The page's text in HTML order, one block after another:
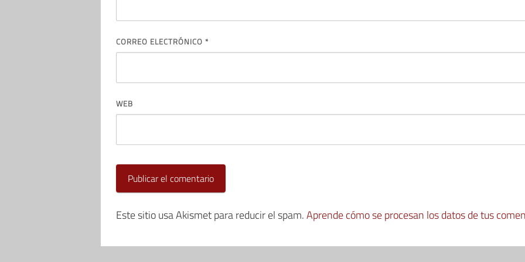
CORREO ELECTRÓNICO *
WEB
Este sitio usa Akismet para reducir el spam.Aprende cómo se procesan los datos de tus